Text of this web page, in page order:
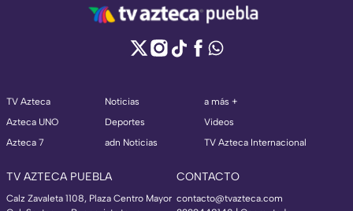
TV Azteca
Azteca UNO
Azteca 7
Noticias
Deportes
adn Noticias
a más +
Videos
TV Azteca Internacional
TV AZTECA PUEBLA
Calz Zavaleta 1108, Plaza Centro Mayor
CONTACTO
contacto@tvazteca.com